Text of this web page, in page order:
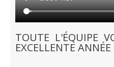
TOUTE L'ÉQUIPE
EXCELLENTE